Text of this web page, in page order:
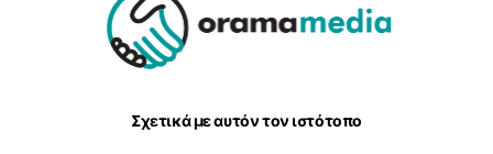
To
Σχετικά με αυτόν τον ιστότοπο